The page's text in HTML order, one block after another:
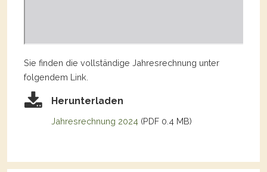
Sie finden die vollständige Jahresrechnung unter
folgendem Link.
Herunterladen
Jahresrechnung 2024 (PDF 0.4 MB)